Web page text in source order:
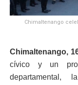
Chimaltenango
Chimaltenango,
cívico y un
departamental,